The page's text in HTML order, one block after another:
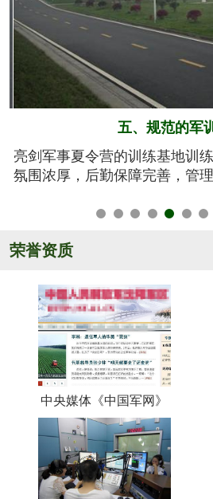
六、系统的安
我们将安全视为生命，安全高
间的衣、食、住、行全方位有
荣誉资质
中央媒体《中国军网》